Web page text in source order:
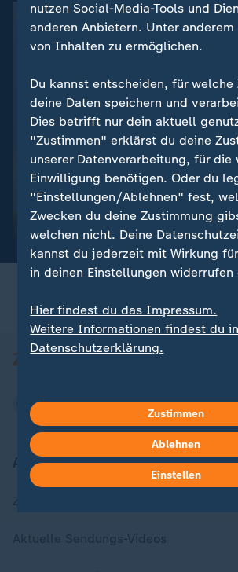
FAQ
Trump weist Berichte zurück:
Hoher Verbrauch im Iran-
Krieg: Gehen den USA die
Raketen aus?
mit Video 0:31
Aktuell bei ZDFheute
nutzen Social-Media-Tools und
anderen Anbietern. Unter anderem
von Inhalten zu ermöglichen.
Du kannst entscheiden, für welche
deine Daten speichern und
Dies betrifft nur dein aktuell
"Zustimmen" erklärst du deine
unserer Datenverarbeitung, für die
Einwilligung benötigen. Oder du
"Einstellungen/Ablehnen" fest,
Zwecken du deine Zustimmung
welchen nicht. Deine
kannst du jederzeit mit Wirkung
in deinen Einstellungen widerrufen
Hier findest du das Impressum.
Weitere Informationen findest du
Datenschutzerklärung.
Zustimmen
Ablehnen
Einstellen